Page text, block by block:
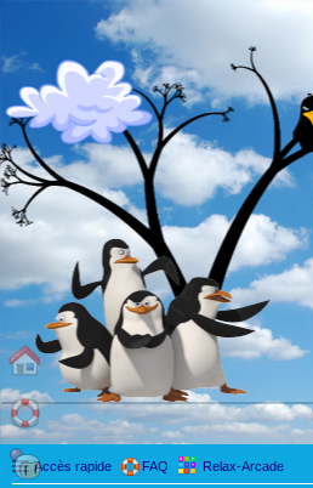
Accès rapide FAQ Relax-Arcade